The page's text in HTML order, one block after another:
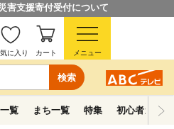
害支援寄付受付について
検索
に入り カート メニュー
覧 まち一覧 特集 初心者ガイド